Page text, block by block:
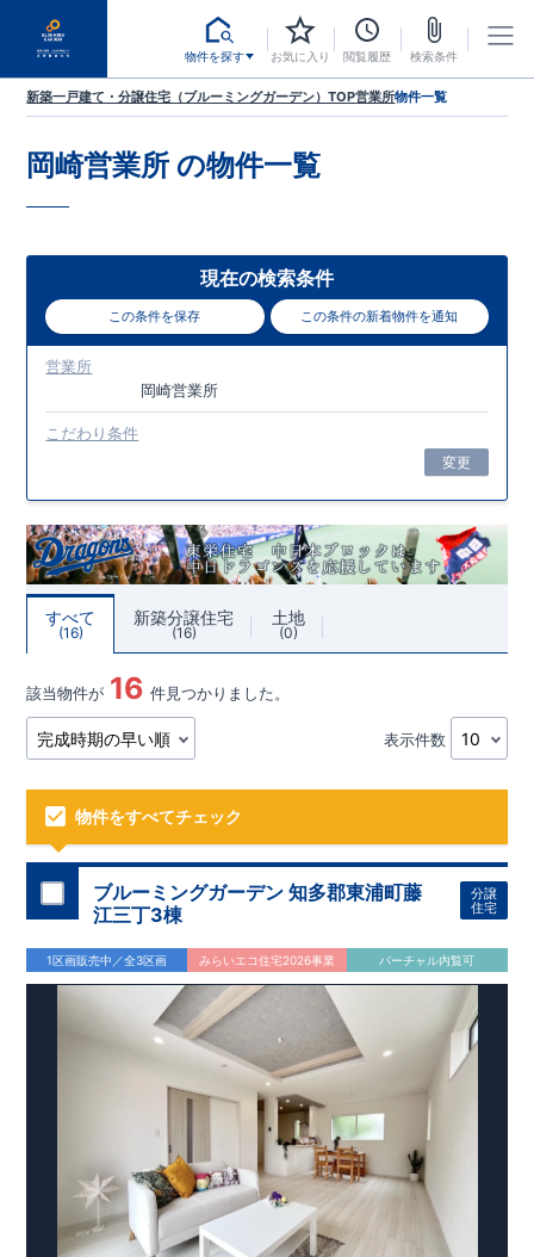
物件を探す お気に入り 閲覧履歴 検索条件
新築一戸建て・分譲住宅（ブルーミングガーデン）TOP営業所物件一覧
岡崎営業所 の物件一覧
現在の検索条件
この条件を保存 この条件の新着物件を通知
営業所
岡崎営業所
こだわり条件
変更
すべて
16
新築分譲住宅
16
土地
0
該当物件が 16 件見つかりました。
表示件数
物件をすべてチェック
ブルーミングガーデン 知多郡東浦町藤
江三丁3棟
分譲
住宅
1区画販売中／全3区画 みらいエコ住宅2026事業 バーチャル内覧可